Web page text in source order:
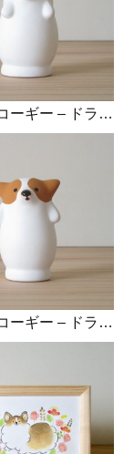
一輪挿しコーギー – ドライフラワー
一輪挿しコーギー – ドライフラワー